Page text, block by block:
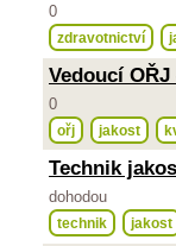
0
zdravotnictví
Vedoucí
0
ořj jakost
Technik
dohodou
technik jakost